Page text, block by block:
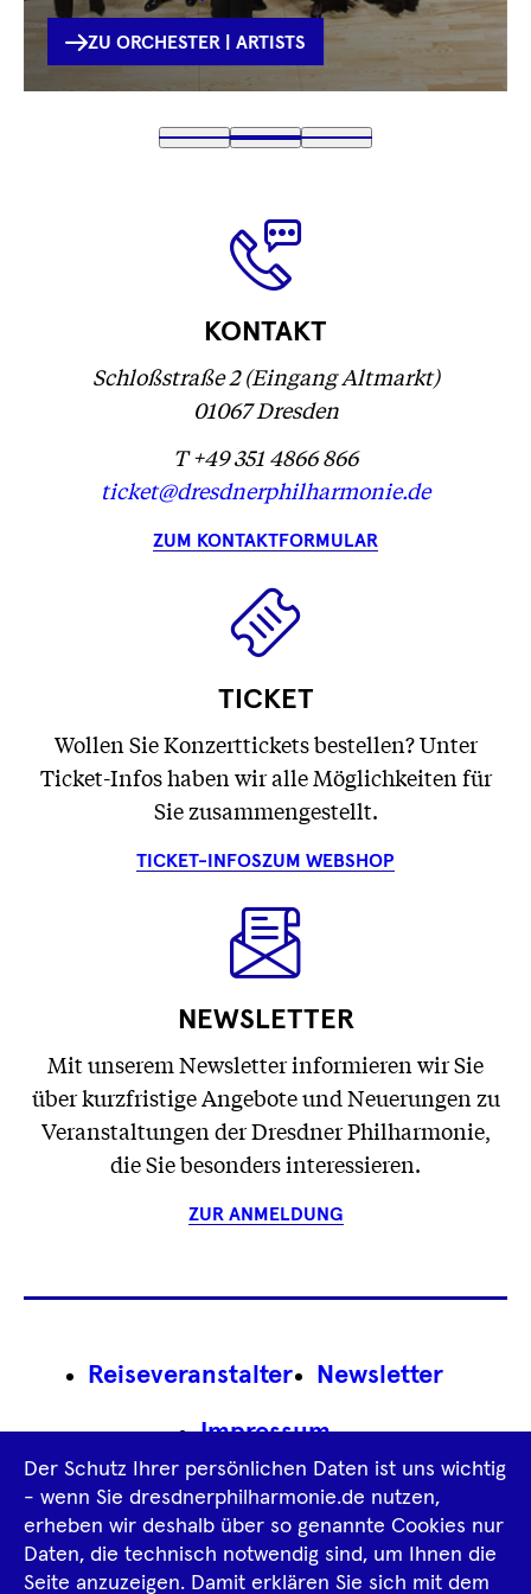
INTERNE
VERLINKUNG
ZU ORCHESTER | ARTISTS
Text
1
Text
2
(
...
Text
3
KONTAKT
Schloßstraße 2 (Eingang Altmarkt)
01067 Dresden
T +49 351 4866 866
ticket@dresdnerphilharmonie.de
ZUM KONTAKTFORMULAR
TICKET
Wollen Sie Konzerttickets bestellen? Unter
Ticket-Infos haben wir alle Möglichkeiten für
Sie zusammengestellt.
TICKET-INFOSZUM WEBSHOP
NEWSLETTER
Mit unserem Newsletter informieren wir Sie
über kurzfristige Angebote und Neuerungen zu
Veranstaltungen der Dresdner Philharmonie,
die Sie besonders interessieren.
ZUR ANMELDUNG
Footer
Reiseveranstalter Newsletter
Impressum
Datenschutz­information AGB
Intern
Der Schutz Ihrer persönlichen Daten ist uns wichtig
- wenn Sie dresdnerphilharmonie.de nutzen,
erheben wir deshalb über so genannte Cookies nur
Daten, die technisch notwendig sind, um Ihnen die
Seite anzuzeigen. Damit erklären Sie sich mit dem